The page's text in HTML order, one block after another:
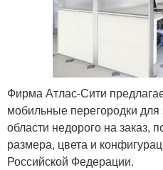
Фирма Атлас-Сити
мобильные перегородки
области недорого на заказ,
размера, цвета и
Российской Федерации.